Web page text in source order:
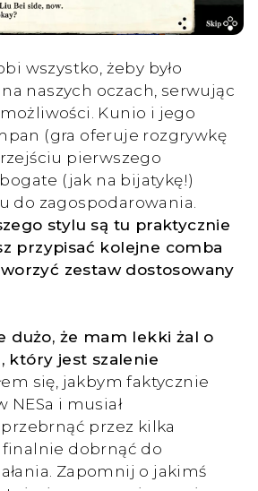
wszystko, żeby było
naszych oczach, serwując
Kunio i jego
(gra oferuje rozgrywkę
pierwszego
(jak na bijatykę!)
do zagospodarowania.
stylu są tu praktycznie
przypisać kolejne comba
zestaw dostosowany
dużo, że mam lekki żal o
który jest szalenie
się, jakbym faktycznie
NESa i musiał
przez kilka
dobrnąć do
Zapomnij o jakimś